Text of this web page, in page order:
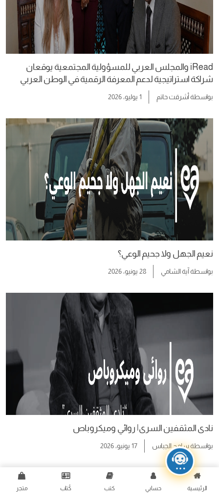
iRead والمجلس العربي للمسؤولية المجتمعية يوقعان
شراكة استراتيجية لدعم المعرفة الرقمية في الوطن العربي
بواسطةأشرقت حاتم 1 يوليو، 2026
نعيم الجهل ولا جحيم الوعي؟
بواسطةآية الشامي 28 يونيو، 2026
نادى المثقفين السرى| روائي وميكروباص
بواسطةسامح الجباس 17 يونيو، 2026
الرئيسية حسابي كتب كُتاب متجر